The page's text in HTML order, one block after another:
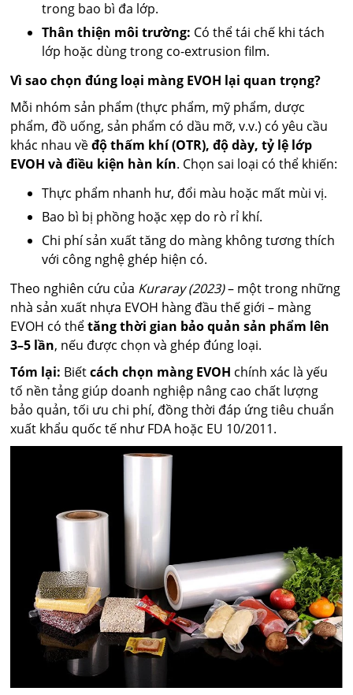
trong bao bì đa lớp.
Thân thiện môi trường: Có thể tái chế khi tách
lớp hoặc dùng trong co-extrusion film.
Vì sao chọn đúng loại màng EVOH lại quan trọng?
Mỗi nhóm sản phẩm (thực phẩm, mỹ phẩm, dược
phẩm, đồ uống, sản phẩm có dầu mỡ, v.v.) có yêu cầu
khác nhau vềđộ thấm khí (OTR), độ dày, tỷ lệ lớp
EVOH và điều kiện hàn kín. Chọn sai loại có thể khiến:
Thực phẩm nhanh hư, đổi màu hoặc mất mùi vị.
Bao bì bị phồng hoặc xẹp do rò rỉ khí.
Chi phí sản xuất tăng do màng không tương thích
với công nghệ ghép hiện có.
Theo nghiên cứu của Kuraray (2023)– một trong những
nhà sản xuất nhựa EVOH hàng đầu thế giới – màng
EVOH có thểtăng thời gian bảo quản sản phẩm lên
3–5 lần, nếu được chọn và ghép đúng loại.
Tóm lại: Biếtcách chọn màng EVOH chính xác là yếu
tố nền tảng giúp doanh nghiệp nâng cao chất lượng
bảo quản, tối ưu chi phí, đồng thời đáp ứng tiêu chuẩn
xuất khẩu quốc tế như FDA hoặc EU 10/2011.